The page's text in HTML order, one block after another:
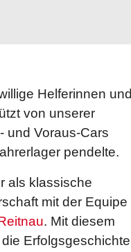
Helferinnen und
von unserer
und Voraus-Cars
pendelte.
als klassische
mit der Equipe
. Mit diesem
Erfolgsgeschichte